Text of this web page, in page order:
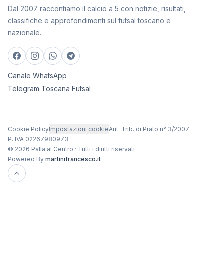
Dal 2007 raccontiamo il calcio a 5 con notizie, risultati,
classifiche e approfondimenti sul futsal toscano e
nazionale.
Canale WhatsApp
Telegram Toscana Futsal
Cookie PolicyImpostazioni cookieAut. Trib. di Prato n° 3/2007
P. IVA 02267980973
© 2026 Palla al Centro · Tutti i diritti riservati
Powered By martinifrancesco.it